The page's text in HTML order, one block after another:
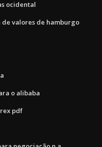
ocidental
valores de hamburgo
o alibaba
pdf